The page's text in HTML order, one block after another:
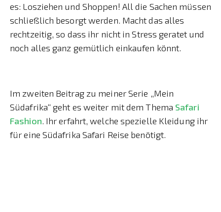
es: Losziehen und Shoppen! All die Sachen müssen
schließlich besorgt werden. Macht das alles
rechtzeitig, so dass ihr nicht in Stress geratet und
noch alles ganz gemütlich einkaufen könnt.
Im zweiten Beitrag zu meiner Serie „Mein
Südafrika“ geht es weiter mit dem Thema Safari
Fashion. Ihr erfahrt, welche spezielle Kleidung ihr
für eine Südafrika Safari Reise benötigt.